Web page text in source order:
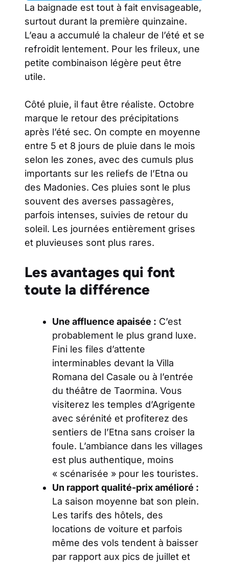
La baignade est tout à fait envisageable,
surtout durant la première quinzaine.
L’eau a accumulé la chaleur de l’été et se
refroidit lentement. Pour les frileux, une
petite combinaison légère peut être
utile.
Côté pluie, il faut être réaliste. Octobre
marque le retour des précipitations
après l’été sec. On compte en moyenne
entre 5 et 8 jours de pluie dans le mois
selon les zones, avec des cumuls plus
importants sur les reliefs de l’Etna ou
des Madonies. Ces pluies sont le plus
souvent des averses passagères,
parfois intenses, suivies de retour du
soleil. Les journées entièrement grises
et pluvieuses sont plus rares.
Les avantages qui font
toute la différence
Une affluence apaisée : C’est
probablement le plus grand luxe.
Fini les files d’attente
interminables devant la Villa
Romana del Casale ou à l’entrée
du théâtre de Taormina. Vous
visiterez les temples d’Agrigente
avec sérénité et profiterez des
sentiers de l’Etna sans croiser la
foule. L’ambiance dans les villages
est plus authentique, moins
« scénarisée » pour les touristes.
Un rapport qualité-prix amélioré :
La saison moyenne bat son plein.
Les tarifs des hôtels, des
locations de voiture et parfois
même des vols tendent à baisser
par rapport aux pics de juillet et